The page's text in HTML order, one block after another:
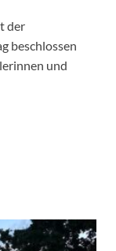
der
beschlossen
und